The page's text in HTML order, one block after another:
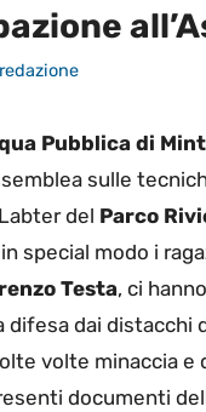
redazione
Pubblica di
sulle
del Parco
special modo i
Testa, ci
difesa dai distacchi
volte minaccia
documenti